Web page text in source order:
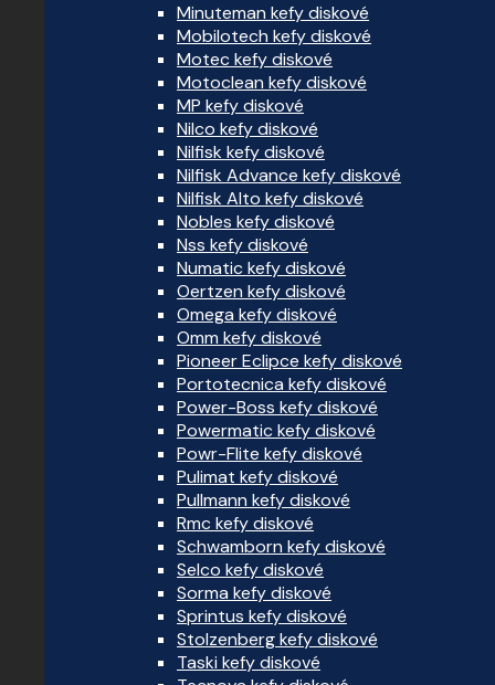
Minuteman kefy diskové
Mobilotech kefy diskové
Motec kefy diskové
Motoclean kefy diskové
MP kefy diskové
Nilco kefy diskové
Nilfisk kefy diskové
Nilfisk Advance kefy diskové
Nilfisk Alto kefy diskové
Nobles kefy diskové
Nss kefy diskové
Numatic kefy diskové
Oertzen kefy diskové
Omega kefy diskové
Omm kefy diskové
Pioneer Eclipce kefy diskové
Portotecnica kefy diskové
Power-Boss kefy diskové
Powermatic kefy diskové
Powr-Flite kefy diskové
Pulimat kefy diskové
Pullmann kefy diskové
Rmc kefy diskové
Schwamborn kefy diskové
Selco kefy diskové
Sorma kefy diskové
Sprintus kefy diskové
Stolzenberg kefy diskové
Taski kefy diskové